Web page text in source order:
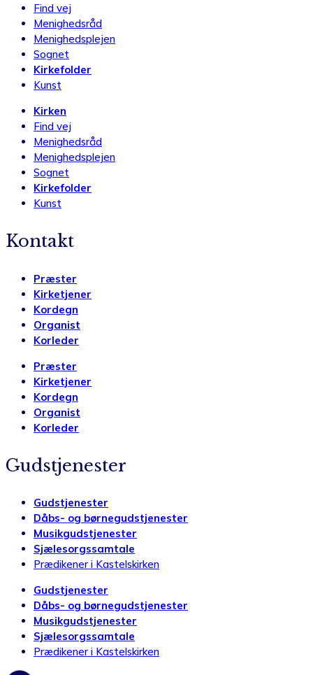
Find vej
Menighedsråd
Menighedsplejen
Sognet
Kirkefolder
Kunst
Kirken
Find vej
Menighedsråd
Menighedsplejen
Sognet
Kirkefolder
Kunst
Kontakt
Præster
Kirketjener
Kordegn
Organist
Korleder
Præster
Kirketjener
Kordegn
Organist
Korleder
Gudstjenester
Gudstjenester
Dåbs- og børnegudstjenester
Musikgudstjenester
Sjælesorgssamtale
Prædikener i Kastelskirken
Gudstjenester
Dåbs- og børnegudstjenester
Musikgudstjenester
Sjælesorgssamtale
Prædikener i Kastelskirken